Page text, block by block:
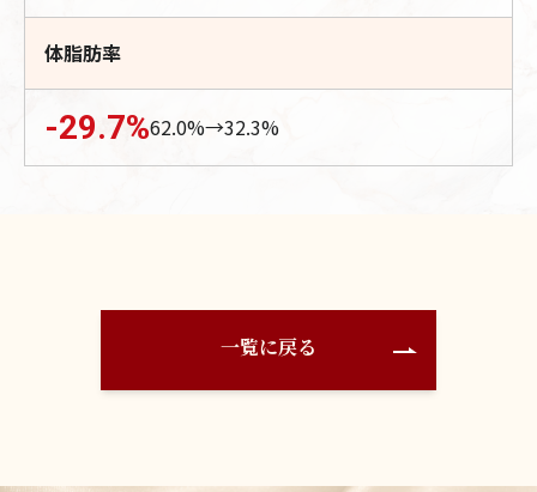
体脂肪率
-29.7%62.0%→32.3%
一覧に戻る